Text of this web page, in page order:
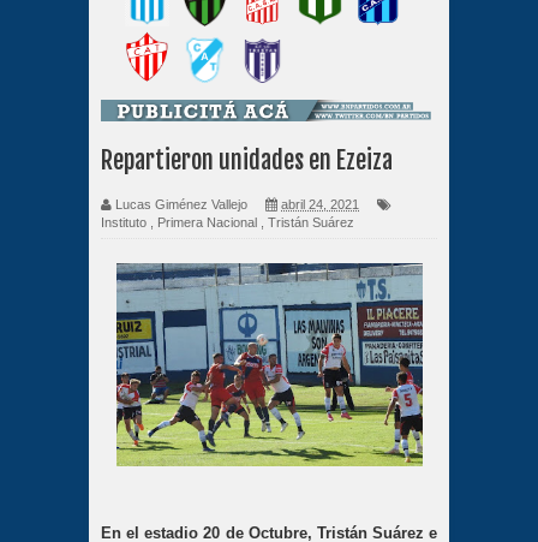
Repartieron unidades en Ezeiza
Lucas Giménez Vallejo
abril 24, 2021
Instituto
Primera Nacional Tristán Suárez
En el estadio 20 de Octubre, Tristán Suárez e